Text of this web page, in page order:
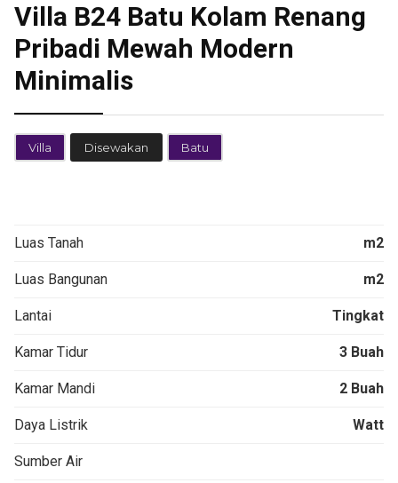
Villa B24 Batu Kolam Renang
Pribadi Mewah Modern
Minimalis
Villa Disewakan Batu
Luas Tanah m2
Luas Bangunan m2
Lantai Tingkat
Kamar Tidur 3 Buah
Kamar Mandi 2 Buah
Daya Listrik Watt
Sumber Air